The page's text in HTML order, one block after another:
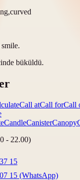
büküldü.
Call atCall forCall
CandleCanisterCanopy
- 22.00)
15
15 (WhatsApp)